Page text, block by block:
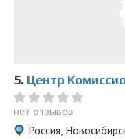
5. Центр
нет отзывов
Россия,